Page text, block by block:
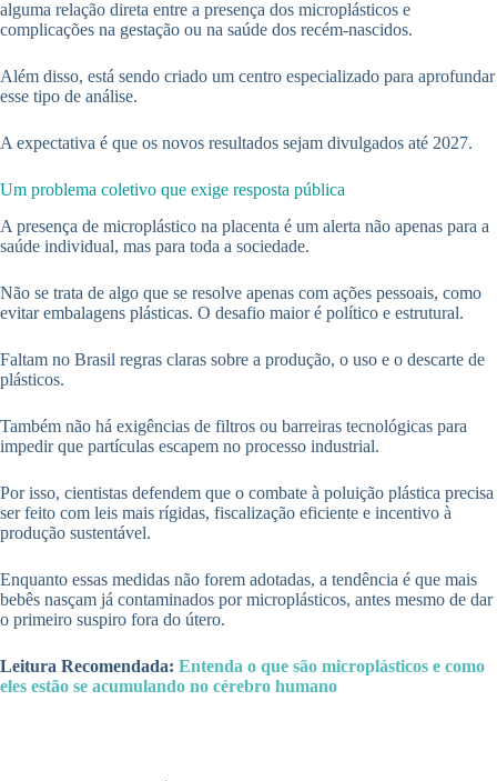
alguma relação direta entre a presença dos microplásticos e
complicações na gestação ou na saúde dos recém-nascidos.
Além disso, está sendo criado um centro especializado para aprofundar
esse tipo de análise.
A expectativa é que os novos resultados sejam divulgados até 2027.
Um problema coletivo que exige resposta pública
A presença de microplástico na placenta é um alerta não apenas para a
saúde individual, mas para toda a sociedade.
Não se trata de algo que se resolve apenas com ações pessoais, como
evitar embalagens plásticas. O desafio maior é político e estrutural.
Faltam no Brasil regras claras sobre a produção, o uso e o descarte de
plásticos.
Também não há exigências de filtros ou barreiras tecnológicas para
impedir que partículas escapem no processo industrial.
Por isso, cientistas defendem que o combate à poluição plástica precisa
ser feito com leis mais rígidas, fiscalização eficiente e incentivo à
produção sustentável.
Enquanto essas medidas não forem adotadas, a tendência é que mais
bebês nasçam já contaminados por microplásticos, antes mesmo de dar
o primeiro suspiro fora do útero.
Leitura Recomendada: Entenda o que são microplásticos e como
eles estão se acumulando no cérebro humano